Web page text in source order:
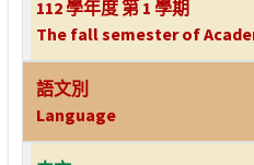
112 學年度 第 1 學期
The fall semester of
語文別
Language